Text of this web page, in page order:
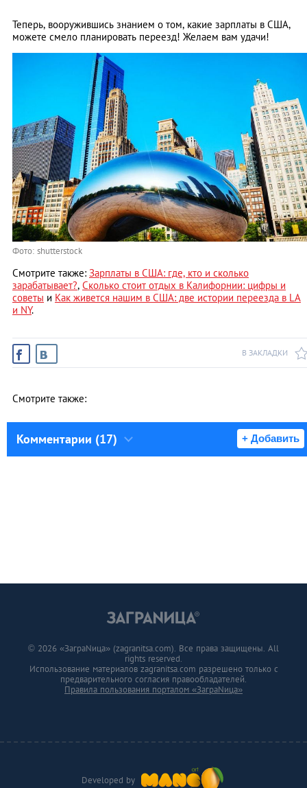
Теперь, вооружившись знанием о том, какие зарплаты в США,
можете смело планировать переезд! Желаем вам удачи!
Фото: shutterstock
Смотрите также: Зарплаты в США: где, кто и сколько
зарабатывает?, Cколько стоит отдых в Калифорнии: цифры и
советы и Как живется нашим в США: две истории переезда в LA
и NY.
В ЗАКЛАДКИ
Смотрите также:
Комментарии (17) + Добавить
Developed by
© 2026 «ЗаграNица» (zagranitsa.com). Все права защищены. All
rights reserved.
Использование материалов zagranitsa.com разрешено только с
предварительного согласия правообладателей.
Правила пользования порталом «ЗаграNица»